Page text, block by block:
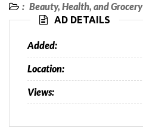
: Beauty, Health, and Grocery
AD DETAILS
Added:
Location:
Views: